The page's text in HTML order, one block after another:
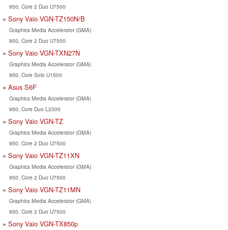
950, Core 2 Duo U7500
Sony Vaio VGN-TZ150N/B
Graphics Media Accelerator (GMA)
950, Core 2 Duo U7500
Sony Vaio VGN-TXN27N
Graphics Media Accelerator (GMA)
950, Core Solo U1500
Asus S6F
Graphics Media Accelerator (GMA)
950, Core Duo L2300
Sony Vaio VGN-TZ
Graphics Media Accelerator (GMA)
950, Core 2 Duo U7500
Sony Vaio VGN-TZ11XN
Graphics Media Accelerator (GMA)
950, Core 2 Duo U7500
Sony Vaio VGN-TZ11MN
Graphics Media Accelerator (GMA)
950, Core 2 Duo U7500
Sony Vaio VGN-TX850p